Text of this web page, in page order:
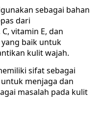
sebagai bahan
dari
vitamin E, dan
baik untuk
kulit wajah.
sifat sebagai
menjaga dan
masalah pada kulit